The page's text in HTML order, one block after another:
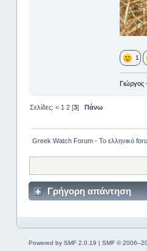
1
Σελίδες:< 1 2 [3]Πάνω
Greek Watch Forum - Το ελληνικό
Γρήγορη απάντηση
Powered by SMF 2.0.19 | SMF ©